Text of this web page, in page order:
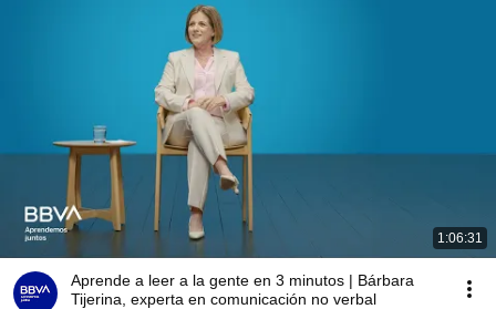
1:06:31
Aprende a leer a la gente en 3 minutos | Bárbara
Tijerina, experta en comunicación no verbal